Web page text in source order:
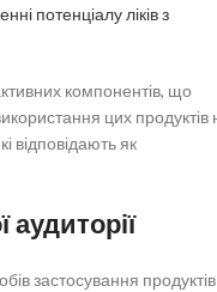
потенціалу ліків з
компонентів, що
цих продуктів
відповідають як
застосування продуктів